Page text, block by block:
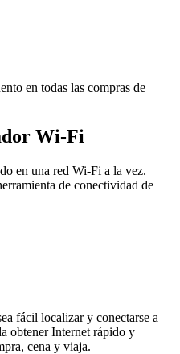
en todas las compras de
Wi-Fi
en una red Wi-Fi a la vez.
de conectividad de
fácil localizar y conectarse a
obtener Internet rápido y
cena y viaja.